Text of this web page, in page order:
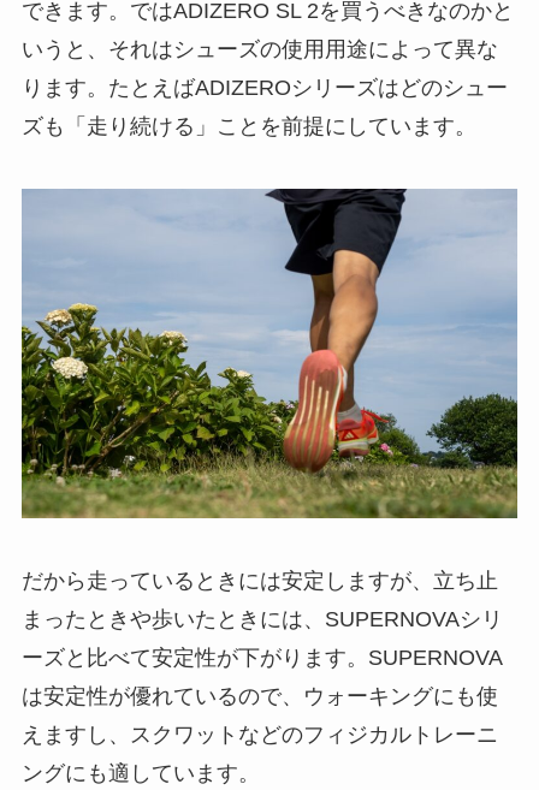
できます。ではADIZERO SL 2を買うべきなのかと
いうと、それはシューズの使用用途によって異な
ります。たとえばADIZEROシリーズはどのシュー
ズも「走り続ける」ことを前提にしています。
だから走っているときには安定しますが、立ち止
まったときや歩いたときには、SUPERNOVAシリ
ーズと比べて安定性が下がります。SUPERNOVA
は安定性が優れているので、ウォーキングにも使
えますし、スクワットなどのフィジカルトレーニ
ングにも適しています。